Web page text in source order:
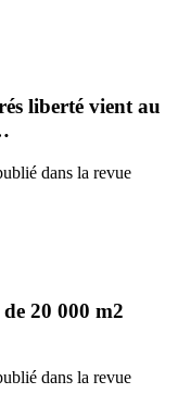
liberté vient au
dans la revue
20 000 m2
dans la revue